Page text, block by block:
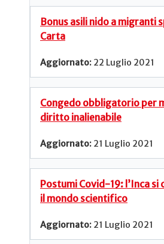
Bonus asili nido a migranti
Carta
22 Luglio 2021
Congedo obbligatorio per
diritto inalienabile
21 Luglio 2021
Postumi Covid-19: l’Inca
il mondo scientifico
21 Luglio 2021